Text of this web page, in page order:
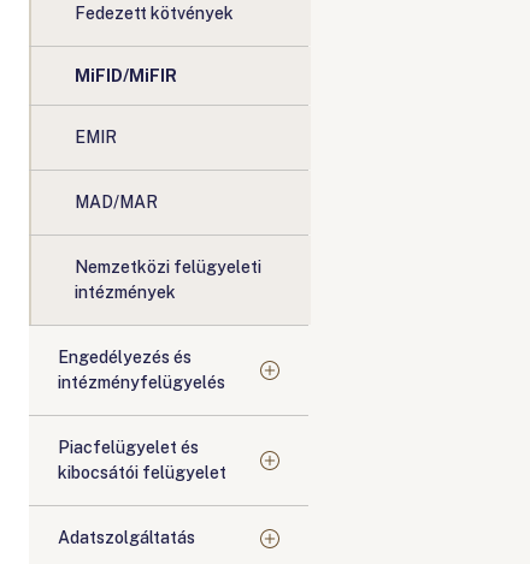
Fedezett kötvények
MiFID/MiFIR
EMIR
MAD/MAR
Nemzetközi felügyeleti
intézmények
Engedélyezés és
intézményfelügyelés
Piacfelügyelet és
kibocsátói felügyelet
Adatszolgáltatás